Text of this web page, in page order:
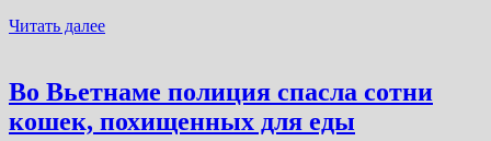
Читать далее
Во Вьетнаме полиция спасла сотни
кошек, похищенных для еды